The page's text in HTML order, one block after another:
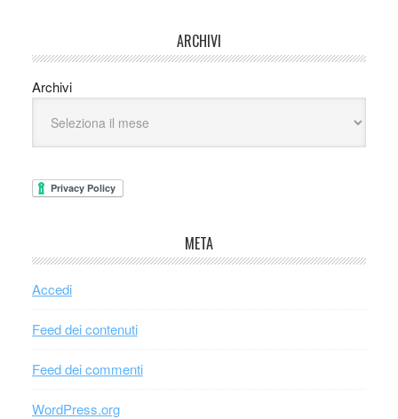
ARCHIVI
Archivi
META
Accedi
Feed dei contenuti
Feed dei commenti
WordPress.org